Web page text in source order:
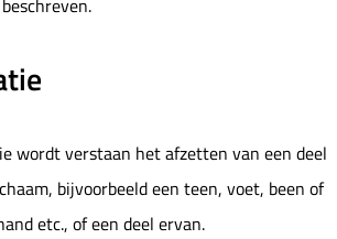
wordt verstaan het afzetten van een deel
bijvoorbeeld een teen, voet, been of
etc., of een deel ervan.